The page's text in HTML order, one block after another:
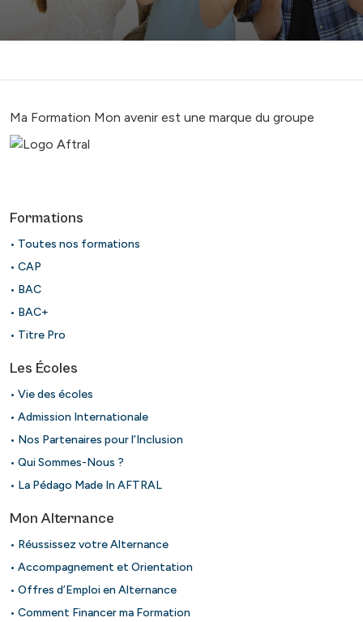
Ma Formation Mon avenir est une marque du groupe
Formations
• Toutes nos formations
• CAP
• BAC
• BAC+
• Titre Pro
Les Écoles
• Vie des écoles
• Admission Internationale
• Nos Partenaires pour l’Inclusion
• Qui Sommes-Nous ?
• La Pédago Made In AFTRAL
Mon Alternance
• Réussissez votre Alternance
• Accompagnement et Orientation
• Offres d’Emploi en Alternance
• Comment Financer ma Formation